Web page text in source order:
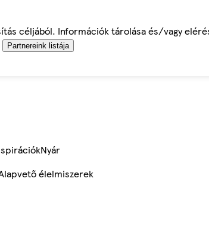
céljából. Információk tárolása és/vagy
Partnereink listája
Nyár
élelmiszerek